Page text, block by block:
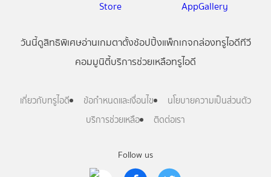
Follow us
วันนี้ดูสิทธิพิเศษอ่านเกมตาตั้งช้อปปิ้งแพ็กเกจกล่องทรูไอดีทีวี
คอมมูนิตี้บริการช่วยเหลือทรูไอดี
เกี่ยวกับทรูไอดี ข้อกำหนดและเงื่อนไข
นโยบายความเป็นส่วนตัว
บริการช่วยเหลือ
ติดต่อเรา